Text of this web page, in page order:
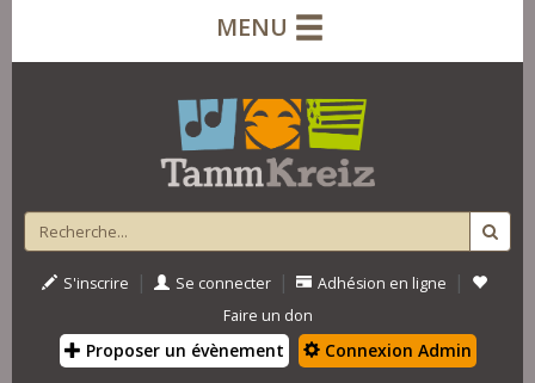
MENU
S'inscrire | Se connecter | Adhésion en ligne |
Faire un don
Proposer un évènement Connexion Admin